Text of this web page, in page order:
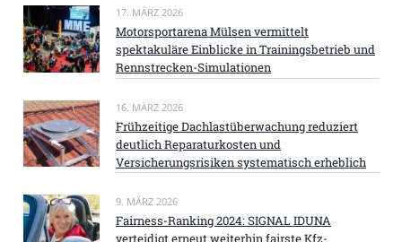
17. MÄRZ 2026
Motorsportarena Mülsen vermittelt
spektakuläre Einblicke in Trainingsbetrieb und
Rennstrecken-Simulationen
16. MÄRZ 2026
Frühzeitige Dachlastüberwachung reduziert
deutlich Reparaturkosten und
Versicherungsrisiken systematisch erheblich
9. MÄRZ 2026
Fairness-Ranking 2024: SIGNAL IDUNA
verteidigt erneut weiterhin fairste Kfz-